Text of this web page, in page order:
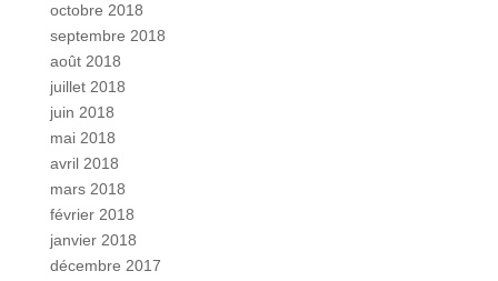
octobre 2018
septembre 2018
août 2018
juillet 2018
juin 2018
mai 2018
avril 2018
mars 2018
février 2018
janvier 2018
décembre 2017